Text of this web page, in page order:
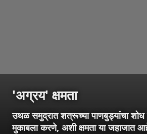
'अग्रय' क्षमता
उथळ समुद्रात शत्रूच्या पाणबुड्यांचा
मुकाबला करणे, अशी क्षमता या जहाजात